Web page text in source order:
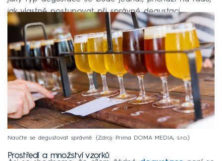
jak vlastně postupovat při správné degustaci.
Naučte se degustovat správně. Zdroj: Prima DOMA MEDIA, s.r.o.
Prostředí a množství vzorků